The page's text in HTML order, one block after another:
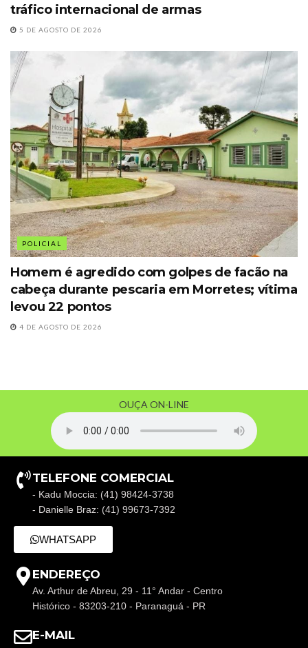
tráfico internacional de armas
5 DE AGOSTO DE 2026
POLICIAL
Homem é agredido com golpes de facão na
cabeça durante pescaria em Morretes; vítima
levou 22 pontos
4 DE AGOSTO DE 2026
OUÇA ON-LINE
TELEFONE COMERCIAL
- Kadu Moccia: (41) 98424-3738
- Danielle Braz: (41) 99673-7392
WHATSAPP
ENDEREÇO
Av. Arthur de Abreu, 29 - 11° Andar - Centro
Histórico - 83203-210 - Paranaguá - PR
E-MAIL